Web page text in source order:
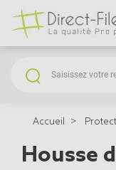
Accueil
Housse